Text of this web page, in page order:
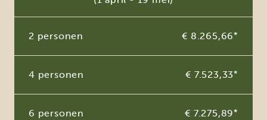
2 personen € 8.265,66*
4 personen € 7.523,33*
6 personen € 7.275,89*